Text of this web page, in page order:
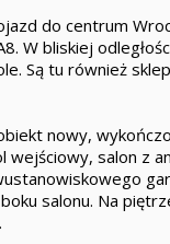
do centrum
W bliskiej
Są tu również
nowy,
salon z
salonu. Na